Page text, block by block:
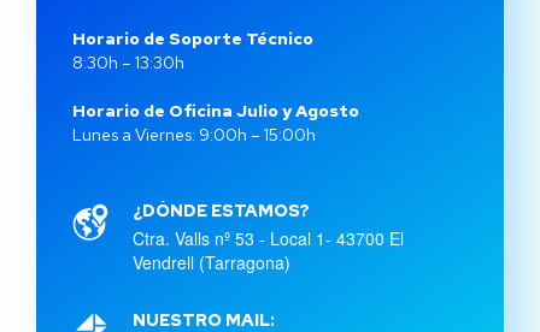
Horario de Soporte Técnico
8:30h – 13:30h
Horario de Oficina Julio y Agosto
Lunes a Viernes: 9:00h – 15:00h
¿DÓNDE ESTAMOS?
Ctra. Valls nº 53 - Local 1- 43700 El
Vendrell (Tarragona)
NUESTRO MAIL: